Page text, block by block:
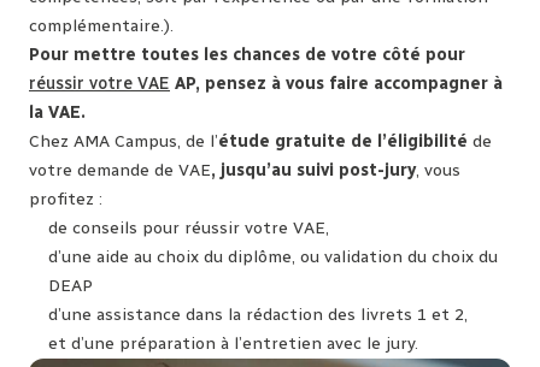
complémentaire.).
Pour mettre toutes les chances de votre côté pour
réussir votre VAE AP, pensez à vous faire accompagner à
la VAE.
Chez AMA Campus, de l’étude gratuite de l’éligibilité de
votre demande de VAE, jusqu’au suivi post-jury, vous
profitez :
de conseils pour réussir votre VAE,
d’une aide au choix du diplôme, ou validation du choix du
DEAP
d’une assistance dans la rédaction des livrets 1 et 2,
et d’une préparation à l’entretien avec le jury.